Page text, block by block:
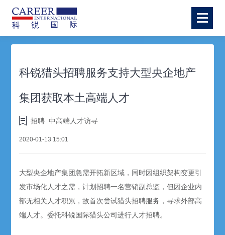
科锐猎头招聘服务支持大型央企地产
集团获取本土高端人才
招聘 中高端人才访寻
2020-01-13 15:01
大型央企地产集团急需开拓新区域，同时因组织架构变更引
发市场化人才之需，计划招聘一名营销副总监，但因企业内
部无相关人才积累，故首次尝试猎头招聘服务，寻求外部高
端人才。委托科锐国际猎头公司进行人才招聘。